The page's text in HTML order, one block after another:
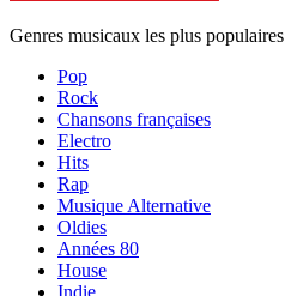
Genres musicaux les plus populaires
Pop
Rock
Chansons françaises
Electro
Hits
Rap
Musique Alternative
Oldies
Années 80
House